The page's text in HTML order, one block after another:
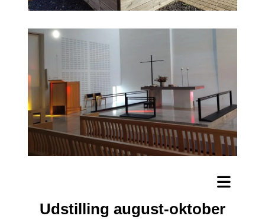
Udstilling august-oktober